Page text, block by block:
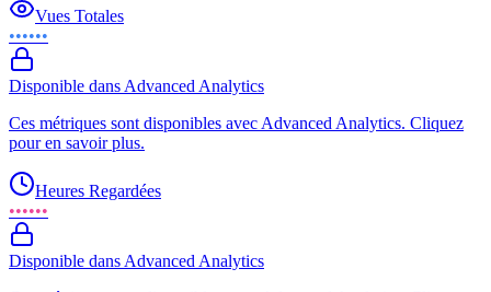
Vues Totales
••••••
Disponible dans Advanced Analytics
Ces métriques sont disponibles avec Advanced Analytics. Cliquez
pour en savoir plus.
Heures Regardées
••••••
Disponible dans Advanced Analytics